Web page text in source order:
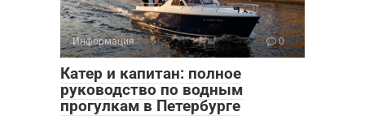
Информация 0
Катер и капитан: полное
руководство по водным
прогулкам в Петербурге